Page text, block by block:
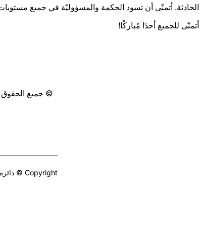
الحادثة. أتمنّى أن تسود الحكمة والمسؤوليّة في جميع
أتمنّى للجميع أحدًا مُباركًا!
© جميع الحقوق
Copyright © دائرة الاتصالات - Libreria Editrice Vaticana